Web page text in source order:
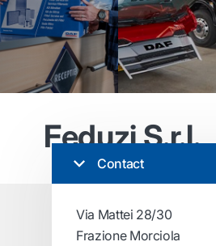
Feduzi S.r.l.
Contact
Via Mattei 28/30
Frazione Morciola